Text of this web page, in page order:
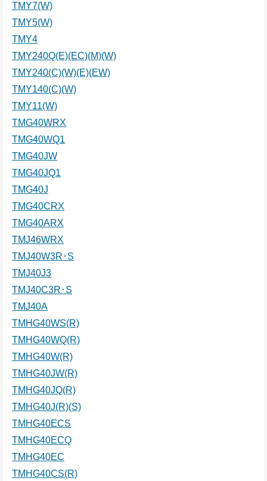
TMY7(W)
TMY5(W)
TMY4
TMY240Q(E)(EC)(M)(W)
TMY240(C)(W)(E)(EW)
TMY140(C)(W)
TMY11(W)
TMG40WRX
TMG40WQ1
TMG40JW
TMG40JQ1
TMG40J
TMG40CRX
TMG40ARX
TMJ46WRX
TMJ40W3R･S
TMJ40J3
TMJ40C3R･S
TMJ40A
TMHG40WS(R)
TMHG40WQ(R)
TMHG40W(R)
TMHG40JW(R)
TMHG40JQ(R)
TMHG40J(R)(S)
TMHG40ECS
TMHG40ECQ
TMHG40EC
TMHG40CS(R)